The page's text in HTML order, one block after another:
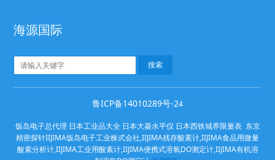
海源国际
鲁ICP备14010289号-24
饭岛电子总代理 日本工业品大全 日本大菱水平仪 日本西铁城界限量表 东京
精密探针IIJIMA饭岛电子工业株式会社,IIJIMA残存酸素计,IIJIMA食品用微量
酸素分析计,IIJIMA工业用酸素计,IIJIMA便携式溶氧DO测定计,IIJIMA有机溶